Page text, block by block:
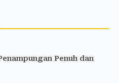
Penuh dan